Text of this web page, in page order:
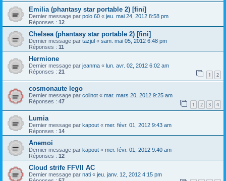
Emilia (phantasy star portable 2) [fini]
Dernier message par polo 60 « jeu. mai 24, 2012 8:58 pm
Réponses : 12
Chelsea (phantasy star portable 2) [fini]
Dernier message par tazjul « sam. mai 05, 2012 6:48 pm
Réponses : 11
Hermione
Dernier message par jeanma « lun. avr. 02, 2012 6:02 am
Réponses : 21 1 2
cosmonaute lego
Dernier message par colinot « mar. mars 20, 2012 9:25 am
Réponses : 47 1 2 3 4
Lumia
Dernier message par kapout « mer. févr. 01, 2012 9:43 am
Réponses : 14
Anemoi
Dernier message par kapout « mer. févr. 01, 2012 9:40 am
Réponses : 12
Cloud strife FFVII AC
Dernier message par nati « jeu. janv. 12, 2012 4:15 pm